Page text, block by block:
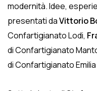
modernità. Idee,
presentati daVittorio
Confartigianato Lodi,
di Confartigianato
di Confartigianato